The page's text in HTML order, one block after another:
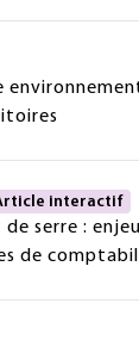
interactif
serre :
de